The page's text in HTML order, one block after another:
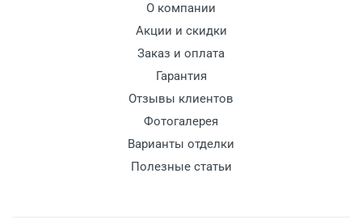
О компании
Акции и скидки
Заказ и оплата
Гарантия
Отзывы клиентов
Фотогалерея
Варианты отделки
Полезные статьи